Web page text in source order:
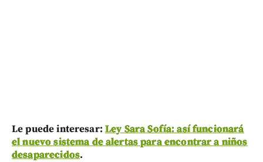
Le puede interesar: Ley Sara Sofía: así funcionará
el nuevo sistema de alertas para encontrar a niños
desaparecidos.